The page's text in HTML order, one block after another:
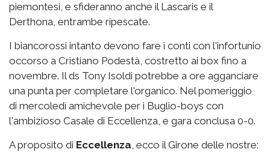
piemontesi, e sfideranno anche il Lascaris e il
Derthona, entrambe ripescate.
I biancorossi intanto devono fare i conti con l'infortunio
occorso a Cristiano Podestà, costretto ai box fino a
novembre. Il ds Tony Isoldi potrebbe a ore agganciare
una punta per completare l'organico. Nel pomeriggio
di mercoledì amichevole per i Buglio-boys con
l'ambizioso Casale di Eccellenza, e gara conclusa 0-0.
A proposito di Eccellenza, ecco il Girone delle nostre: